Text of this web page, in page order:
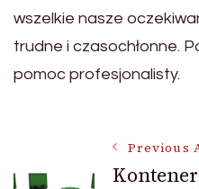
wszelkie nasze
trudne i czasochłonne.
pomoc profesjonalisty.
Post
Previous